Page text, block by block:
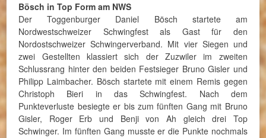
Bösch in Top Form am NWS
Der Toggenburger Daniel Bösch startete am
Nordwestschweizer Schwingfest als Gast für den
Nordostschweizer Schwingerverband. Mit vier Siegen und
zwei Gestellten klassiert sich der Zuzwiler im zweiten
Schlussrang hinter den beiden Festsieger Bruno Gisler und
Philipp Laimbacher. Bösch startete mit einem Remis gegen
Christoph Bieri in das Schwingfest. Nach dem
Punkteverluste besiegte er bis zum fünften Gang mit Bruno
Gisler, Roger Erb und Benji von Ah gleich drei Top
Schwinger. Im fünften Gang musste er die Punkte nochmals